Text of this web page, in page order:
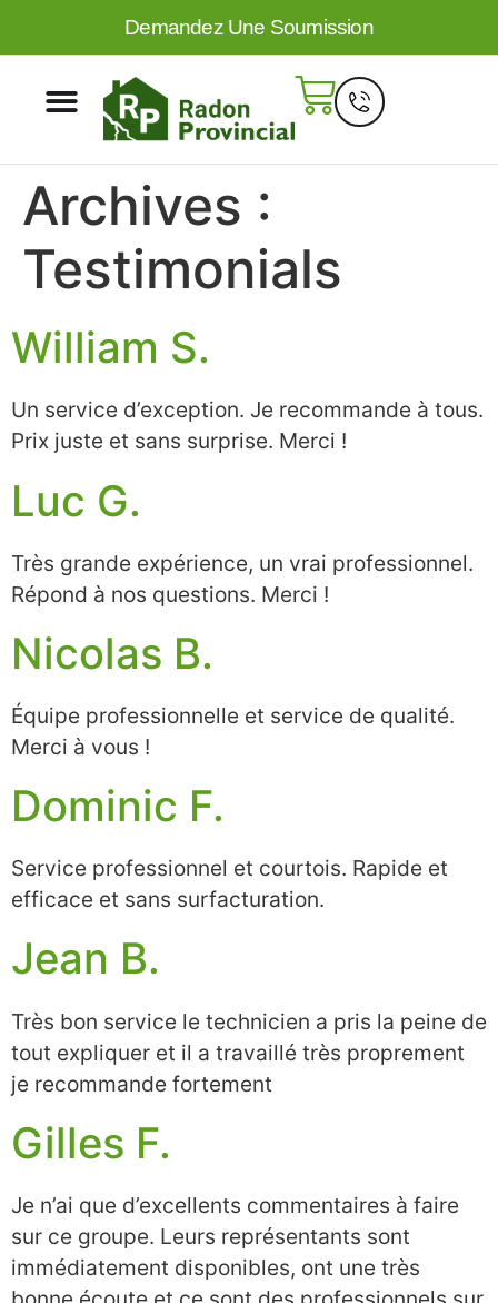
Demandez Une Soumission
Archives :
Testimonials
William S.
Un service d’exception. Je recommande à tous.
Prix juste et sans surprise. Merci !
Luc G.
Très grande expérience, un vrai professionnel.
Répond à nos questions. Merci !
Nicolas B.
Équipe professionnelle et service de qualité.
Merci à vous !
Dominic F.
Service professionnel et courtois. Rapide et
efficace et sans surfacturation.
Jean B.
Très bon service le technicien a pris la peine de
tout expliquer et il a travaillé très proprement
je recommande fortement
Gilles F.
Je n’ai que d’excellents commentaires à faire
sur ce groupe. Leurs représentants sont
immédiatement disponibles, ont une très